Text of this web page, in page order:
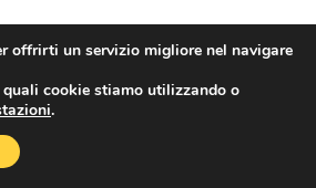
offrirti un servizio migliore nel navigare
cookie stiamo utilizzando o
.